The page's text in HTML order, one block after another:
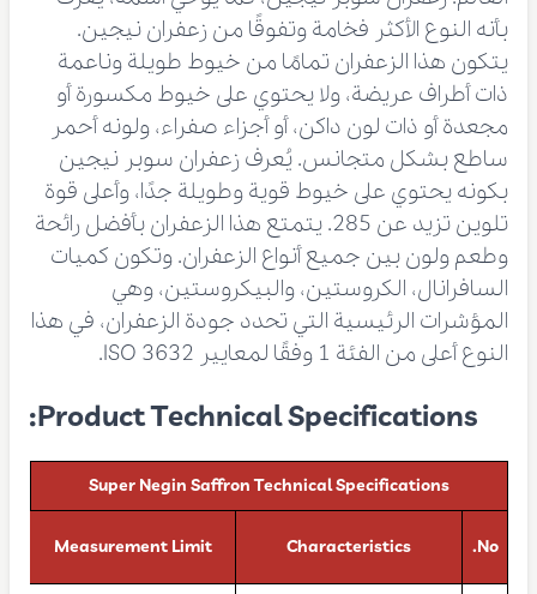
بأنه النوع الأكثر فخامة وتفوقًا من زعفران نيجين.
يتكون هذا الزعفران تمامًا من خيوط طويلة وناعمة
ذات أطراف عريضة، ولا يحتوي على خيوط مكسورة أو
مجعدة أو ذات لون داكن، أو أجزاء صفراء، ولونه أحمر
ساطع بشكل متجانس. يُعرف زعفران سوبر نيجين
بكونه يحتوي على خيوط قوية وطويلة جدًا، وأعلى قوة
تلوين تزيد عن 285. يتمتع هذا الزعفران بأفضل رائحة
وطعم ولون بين جميع أنواع الزعفران. وتكون كميات
السافرانال، الكروستين، والبيكروستين، وهي
المؤشرات الرئيسية التي تحدد جودة الزعفران، في هذا
النوع أعلى من الفئة 1 وفقًا لمعايير ISO 3632.
Product Technical Specifications:
Super Negin Saffron Technical Specifications
No.
Characteristics
Measurement Limit